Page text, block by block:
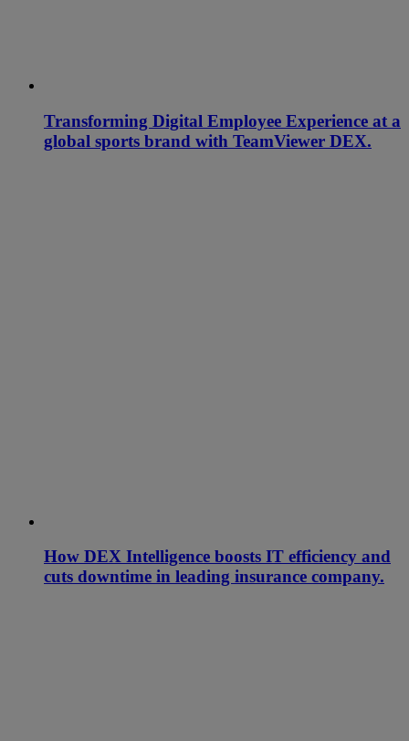
Transforming Digital Employee Experience at a
global sports brand with TeamViewer DEX.
How DEX Intelligence boosts IT efficiency and
cuts downtime in leading insurance company.